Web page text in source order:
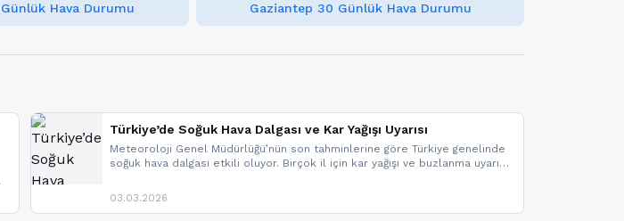
Hava Durumu Gaziantep 30 Günlük Hava Durumu
Türkiye’de Soğuk Hava Dalgası ve Kar Yağışı Uyarısı
Meteoroloji Genel Müdürlüğü’nün son tahminlerine göre Türkiye genelinde
soğuk hava dalgası etkili oluyor. Birçok il için kar yağışı ve buzlanma uyarısı
03.03.2026